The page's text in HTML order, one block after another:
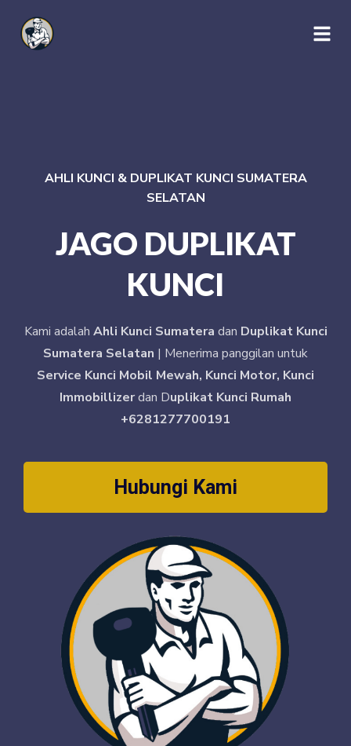
AHLI KUNCI & DUPLIKAT KUNCI SUMATERA
SELATAN
JAGO DUPLIKAT
KUNCI
Kami adalah Ahli Kunci Sumatera dan Duplikat Kunci
Sumatera Selatan | Menerima panggilan untuk
Service Kunci Mobil Mewah, Kunci Motor, Kunci
Immobillizerdan Duplikat Kunci Rumah
+6281277700191
Hubungi Kami